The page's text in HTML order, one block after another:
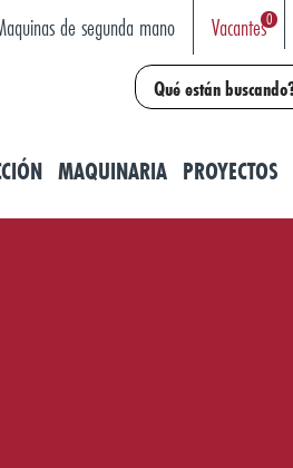
de segunda mano Vacantes0
MAQUINARIA PROYECTOS